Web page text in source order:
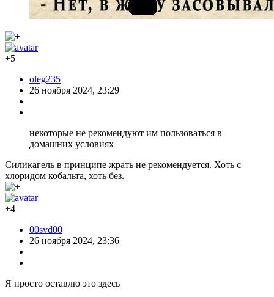
+5
oleg235
26 ноября 2024, 23:29
некоторые не рекомендуют им пользоваться в
домашних условиях
Силикагель в принципе жрать не рекомендуется. Хоть с
хлоридом кобальта, хоть без.
+4
00svd00
26 ноября 2024, 23:36
Я просто оставлю это здесь